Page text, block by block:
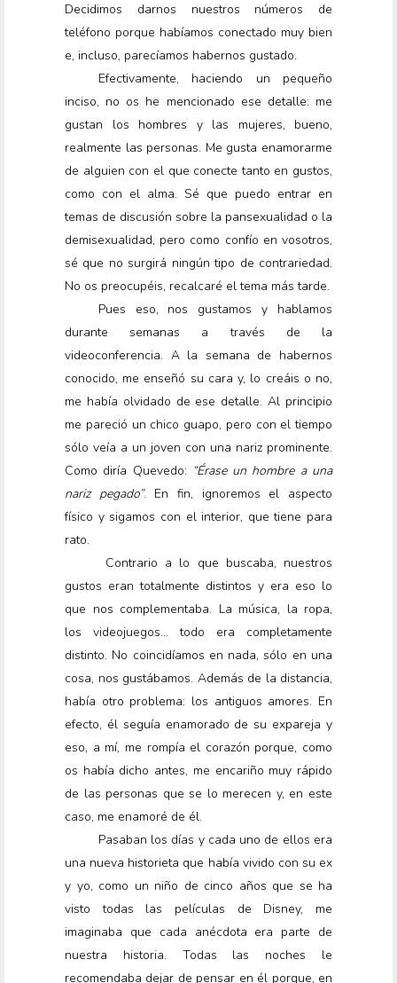
Decidimos darnos nuestros números de
teléfono porque habíamos conectado muy bien
e, incluso, parecíamos habernos gustado.
Efectivamente, haciendo un pequeño
inciso, no os he mencionado ese detalle: me
gustan los hombres y las mujeres, bueno,
realmente las personas. Me gusta enamorarme
de alguien con el que conecte tanto en gustos,
como con el alma. Sé que puedo entrar en
temas de discusión sobre la pansexualidad o la
demisexualidad, pero como confío en vosotros,
sé que no surgirá ningún tipo de contrariedad.
No os preocupéis, recalcaré el tema más tarde.
Pues eso, nos gustamos y hablamos
durante semanas a través de la
videoconferencia. A la semana de habernos
conocido, me enseñó su cara y, lo creáis o no,
me había olvidado de ese detalle. Al principio
me pareció un chico guapo, pero con el tiempo
sólo veía a un joven con una nariz prominente.
Como diría Quevedo: “Érase un hombre a una
nariz pegado”. En fin, ignoremos el aspecto
físico y sigamos con el interior, que tiene para
rato.
Contrario a lo que buscaba, nuestros
gustos eran totalmente distintos y era eso lo
que nos complementaba. La música, la ropa,
los videojuegos… todo era completamente
distinto. No coincidíamos en nada, sólo en una
cosa, nos gustábamos. Además de la distancia,
había otro problema: los antiguos amores. En
efecto, él seguía enamorado de su expareja y
eso, a mí, me rompía el corazón porque, como
os había dicho antes, me encariño muy rápido
de las personas que se lo merecen y, en este
caso, me enamoré de él.
Pasaban los días y cada uno de ellos era
una nueva historieta que había vivido con su ex
y yo, como un niño de cinco años que se ha
visto todas las películas de Disney, me
imaginaba que cada anécdota era parte de
nuestra historia. Todas las noches le
recomendaba dejar de pensar en él porque, en